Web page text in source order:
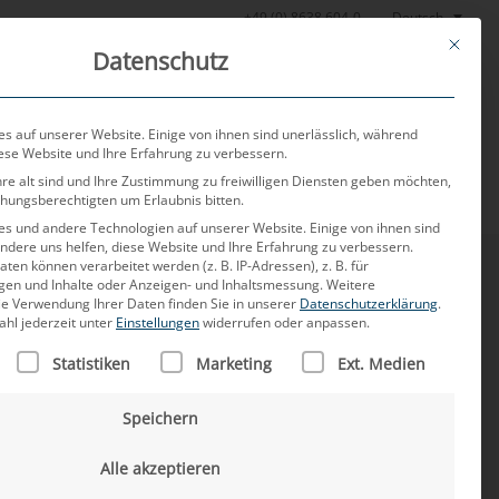
+49 (0) 8638 604-0 Deutsch
Aktuelles Über uns Karriere Kontakt
Hybrid-Steckverbinder bei MD ELEKTRONIK.
Expertise in der Förderung dieser
Kunden, Start-ups, Steuergeräteherstellern und
This
Datenschutz
auf unserer Website. Einige von ihnen sind unerlässlich, während
Website und Ihre Erfahrung zu verbessern.
alt sind und Ihre Zustimmung zu freiwilligen Diensten geben möchten,
um Erlaubnis bitten.
und andere Technologien auf unserer Website. Einige von ihnen sind
uns helfen, diese Website und Ihre Erfahrung zu verbessern.
können verarbeitet werden (z. B. IP-Adressen), z. B. für
und Inhalte oder Anzeigen- und Inhaltsmessung.Weitere
Verwendung Ihrer Daten finden Sie in unserer Datenschutzerklärung.
jederzeit unter Einstellungenwiderrufen oder anpassen.
DER SERVICE-GRUPPEN, FÜR DIE EINE
Statistiken Marketing Ext. Medien
Speichern
Alle akzeptieren